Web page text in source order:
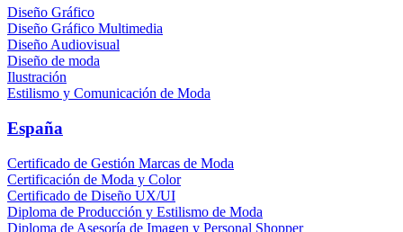
Diseño Gráfico
Diseño Gráfico Multimedia
Diseño Audiovisual
Diseño de moda
Ilustración
Estilismo y Comunicación de Moda
España
Certificado de Gestión Marcas de Moda
Certificación de Moda y Color
Certificado de Diseño UX/UI
Diploma de Producción y Estilismo de Moda
Diploma de Asesoría de Imagen y Personal Shopper